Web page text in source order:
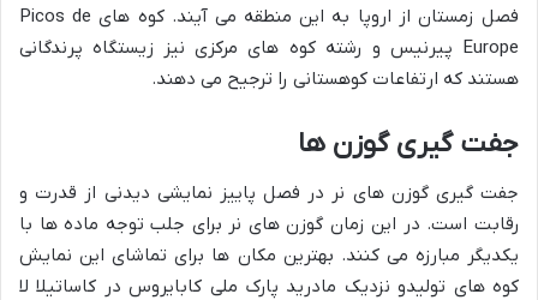
فصل زمستان از اروپا به این منطقه می آیند. کوه های Picos de
Europe پیرنیس و رشته کوه های مرکزی نیز زیستگاه پرندگانی
هستند که ارتفاعات کوهستانی را ترجیح می دهند.
جفت گیری گوزن ها
جفت گیری گوزن های نر در فصل پاییز نمایشی دیدنی از قدرت و
رقابت است. در این زمان گوزن های نر برای جلب توجه ماده ها با
یکدیگر مبارزه می کنند. بهترین مکان ها برای تماشای این نمایش
کوه های تولیدو نزدیک مادرید پارک ملی کابایروس در کاساتیلا لا